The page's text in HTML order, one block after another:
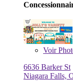
Voir
6636 Barker St
Niagara Falls,